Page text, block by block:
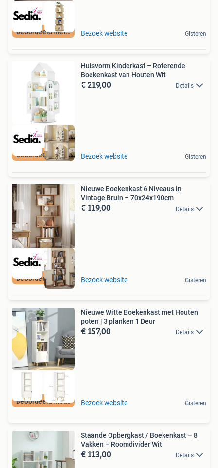
Beoordeeld met 9+ Bezoek website Gisteren
Beoordeeld met 9+
Huisvorm Kinderkast – Roterende
Boekenkast van Houten Wit
€ 219,00 Details
Bezoek website Gisteren
Nieuwe Boekenkast 6 Niveaus in
Vintage Bruin – 70x24x190cm
€ 119,00 Details
Bezoek website Gisteren
Beoordeeld met 9+
Nieuwe Witte Boekenkast met Houten
poten | 3 planken 1 Deur
€ 157,00 Details
Bezoek website Gisteren
Staande Opbergkast / Boekenkast – 8
Vakken – Roomdivider Wit
€ 113,00 Details